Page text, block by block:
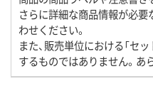
さらに詳細な商品情報が必要
わせください。
また、販売単位における「セ
するものではありません。あ